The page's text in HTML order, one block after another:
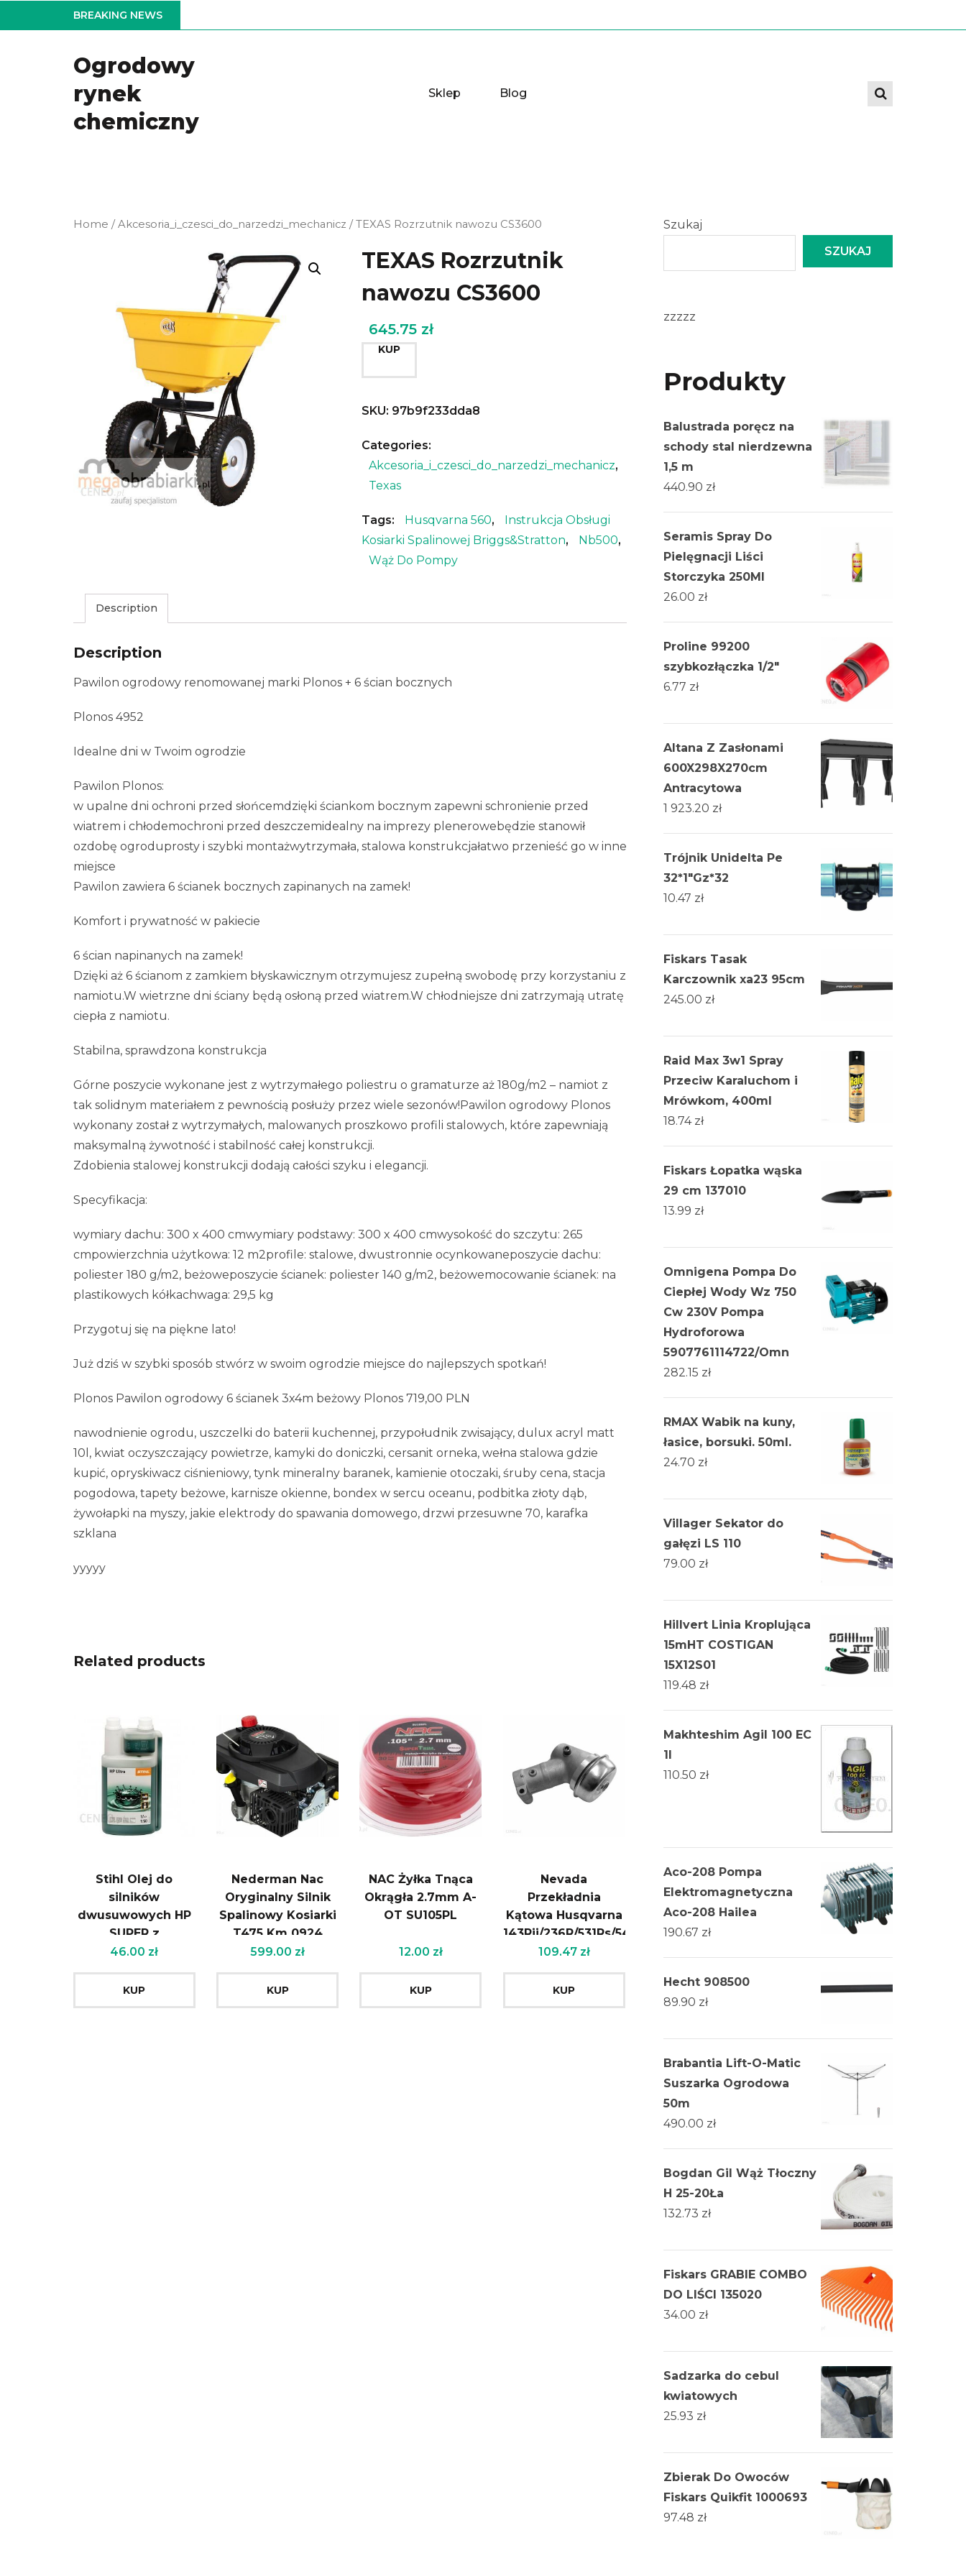
to
BREAKING NEWS
Ogrodowy
rynek
chemiczny
Sklep Blog
Home /Akcesoria_i_czesci_do_narzedzi_mechanicz / TEXAS Rozrzutnik nawozu CS3600
TEXAS Rozrzutnik
nawozu CS3600
645.75 zł
KUP
SKU: 97b9f233dda8
Categories:
Akcesoria_i_czesci_do_narzedzi_mechanicz,
Texas
Tags: Husqvarna 560,
Instrukcja Obsługi
Kosiarki Spalinowej Briggs&stratton, Nb500,
Wąż Do Pompy
Description
Description
Pawilon ogrodowy renomowanej marki Plonos + 6 ścian bocznych
Plonos 4952
Idealne dni w Twoim ogrodzie
Pawilon Plonos:
w upalne dni ochroni przed słońcemdzięki ściankom bocznym zapewni schronienie przed
wiatrem i chłodemochroni przed deszczemidealny na imprezy plenerowebędzie stanowił
ozdobę ogroduprosty i szybki montażwytrzymała, stalowa konstrukcjałatwo przenieść go w inne
miejsce
Pawilon zawiera 6 ścianek bocznych zapinanych na zamek!
Komfort i prywatność w pakiecie
6 ścian napinanych na zamek!
Dzięki aż 6 ścianom z zamkiem błyskawicznym otrzymujesz zupełną swobodę przy korzystaniu z
namiotu.W wietrzne dni ściany będą osłoną przed wiatrem.W chłodniejsze dni zatrzymają utratę
ciepła z namiotu.
Stabilna, sprawdzona konstrukcja
Górne poszycie wykonane jest z wytrzymałego poliestru o gramaturze aż 180g/m2 – namiot z
tak solidnym materiałem z pewnością posłuży przez wiele sezonów!Pawilon ogrodowy Plonos
wykonany został z wytrzymałych, malowanych proszkowo profili stalowych, które zapewniają
maksymalną żywotność i stabilność całej konstrukcji.
Zdobienia stalowej konstrukcji dodają całości szyku i elegancji.
Specyfikacja:
wymiary dachu: 300 x 400 cmwymiary podstawy: 300 x 400 cmwysokość do szczytu: 265
cmpowierzchnia użytkowa: 12 m2profile: stalowe, dwustronnie ocynkowaneposzycie dachu:
poliester 180 g/m2, beżoweposzycie ścianek: poliester 140 g/m2, beżowemocowanie ścianek: na
plastikowych kółkachwaga: 29,5 kg
Przygotuj się na piękne lato!
Już dziś w szybki sposób stwórz w swoim ogrodzie miejsce do najlepszych spotkań!
Plonos Pawilon ogrodowy 6 ścianek 3x4m beżowy Plonos 719,00 PLN
nawodnienie ogrodu, uszczelki do baterii kuchennej, przypołudnik zwisający, dulux acryl matt
10l, kwiat oczyszczający powietrze, kamyki do doniczki, cersanit orneka, wełna stalowa gdzie
kupić, opryskiwacz ciśnieniowy, tynk mineralny baranek, kamienie otoczaki, śruby cena, stacja
pogodowa, tapety beżowe, karnisze okienne, bondex w sercu oceanu, podbitka złoty dąb,
żywołapki na myszy, jakie elektrody do spawania domowego, drzwi przesuwne 70, karafka
szklana
yyyyy
Related products
Stihl Olej do
silników
dwusuwowych HP
SUPER z
dozownikiem 1 l
(na 50l paliwa) 0781
319 8061
46.00 zł
KUP
Nederman Nac
Oryginalny Silnik
Spalinowy Kosiarki
T475 Km 0924
599.00 zł
KUP
NAC Żyłka Tnąca
Okrągła 2.7mm A-
OT SU105PL
12.00 zł
KUP
Nevada
Przekładnia
Kątowa Husqvarna
143Rii/236R/531Rs/543Rs
(100118)
109.47 zł
KUP
Szukaj
SZUKAJ
zzzzz
Produkty
Balustrada poręcz na
schody stal nierdzewna
1,5 m
440.90 zł
Seramis Spray Do
Pielęgnacji Liści
Storczyka 250Ml
26.00 zł
Proline 99200
szybkozłączka 1/2"
6.77 zł
Altana Z Zasłonami
600X298X270cm
Antracytowa
1 923.20 zł
Trójnik Unidelta Pe
32*1"Gz*32
10.47 zł
Fiskars Tasak
Karczownik xa23 95cm
245.00 zł
Raid Max 3w1 Spray
Przeciw Karaluchom i
Mrówkom, 400ml
18.74 zł
Fiskars Łopatka wąska
29 cm 137010
13.99 zł
Omnigena Pompa Do
Ciepłej Wody Wz 750
Cw 230V Pompa
Hydroforowa
5907761114722/Omn
282.15 zł
RMAX Wabik na kuny,
łasice, borsuki. 50ml.
24.70 zł
Villager Sekator do
gałęzi LS 110
79.00 zł
Hillvert Linia Kroplująca
15mHT COSTIGAN
15X12S01
119.48 zł
Makhteshim Agil 100 EC
1l
110.50 zł
Aco-208 Pompa
Elektromagnetyczna
Aco-208 Hailea
190.67 zł
Hecht 908500
89.90 zł
Brabantia Lift-O-Matic
Suszarka Ogrodowa
50m
490.00 zł
Bogdan Gil Wąż Tłoczny
H 25-20Ła
132.73 zł
Fiskars GRABIE COMBO
DO LIŚCI 135020
34.00 zł
Sadzarka do cebul
kwiatowych
25.93 zł
Zbierak Do Owoców
Fiskars Quikfit 1000693
97.48 zł